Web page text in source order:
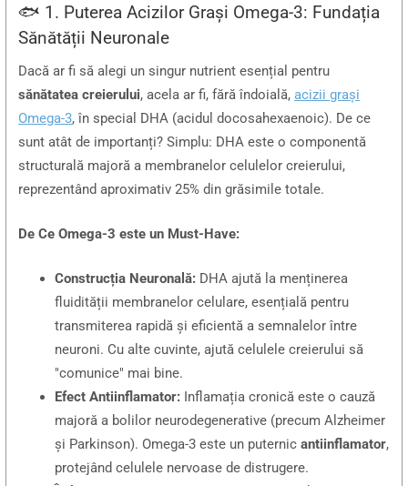
🐟 1. Puterea Acizilor Grași Omega-3: Fundația
Sănătății Neuronale
Dacă ar fi să alegi un singur nutrient esențial pentru
sănătatea creierului, acela ar fi, fără îndoială,acizii grași
Omega-3, în special DHA (acidul docosahexaenoic). De ce
sunt atât de importanți? Simplu: DHA este o componentă
structurală majoră a membranelor celulelor creierului,
reprezentând aproximativ 25% din grăsimile totale.
De Ce Omega-3 este un Must-Have:
Construcția Neuronală: DHA ajută la menținerea
fluidității membranelor celulare, esențială pentru
transmiterea rapidă și eficientă a semnalelor între
neuroni. Cu alte cuvinte, ajută celulele creierului să
"comunice" mai bine.
Efect Antiinflamator: Inflamația cronică este o cauză
majoră a bolilor neurodegenerative (precum Alzheimer
și Parkinson). Omega-3 este un puternicantiinflamator,
protejând celulele nervoase de distrugere.